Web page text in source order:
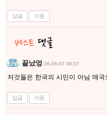
답글 이동
끝났엉 26-06-07 08:07
저것들은 한국의 시민이 아님 매국
답글 이동